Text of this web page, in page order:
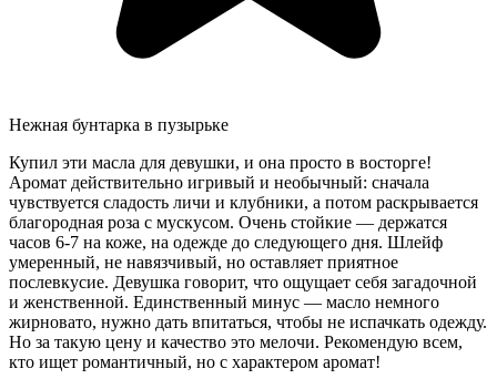
Нежная бунтарка в пузырьке
Купил эти масла для девушки, и она просто в восторге!
Аромат действительно игривый и необычный: сначала
чувствуется сладость личи и клубники, а потом раскрывается
благородная роза с мускусом. Очень стойкие — держатся
часов 6-7 на коже, на одежде до следующего дня. Шлейф
умеренный, не навязчивый, но оставляет приятное
послевкусие. Девушка говорит, что ощущает себя загадочной
и женственной. Единственный минус — масло немного
жирновато, нужно дать впитаться, чтобы не испачкать одежду.
Но за такую цену и качество это мелочи. Рекомендую всем,
кто ищет романтичный, но с характером аромат!